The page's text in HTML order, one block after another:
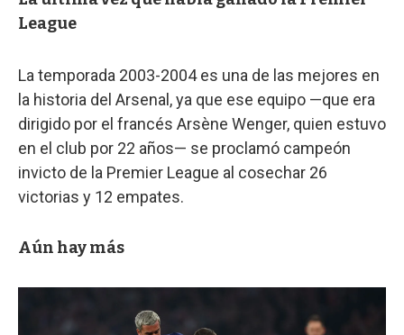
League
La temporada 2003-2004 es una de las mejores en
la historia del Arsenal, ya que ese equipo —que era
dirigido por el francés Arsène Wenger, quien estuvo
en el club por 22 años— se proclamó campeón
invicto de la Premier League al cosechar 26
victorias y 12 empates.
Aún hay más